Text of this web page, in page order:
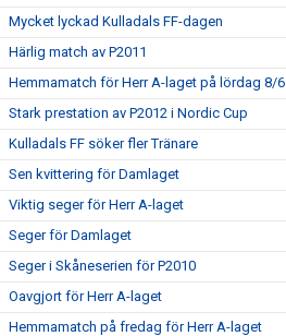
Mycket lyckad Kulladals FF-dagen
Härlig match av P2011
Hemmamatch för Herr A-laget på lördag 8/6
Stark prestation av P2012 i Nordic Cup
Kulladals FF söker fler Tränare
Sen kvittering för Damlaget
Viktig seger för Herr A-laget
Seger för Damlaget
Seger i Skåneserien för P2010
Oavgjort för Herr A-laget
Hemmamatch på fredag för Herr A-laget